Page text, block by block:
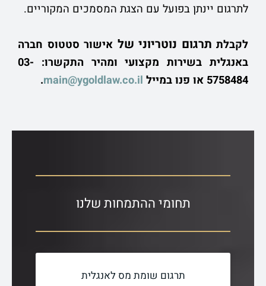
לתרגום יינתן בפועל עם הצגת המסמכים המקוריים.
לקבלת תרגום נוטריוני של אישור סטטוס חברה
באנגלית בשירות מקצועי ומהיר התקשרו: 03-
5758484 או פנו במייל
main@ygoldlaw.co.il
.
תחומי ההתמחות שלנו
תרגום שומת מס לאנגלית